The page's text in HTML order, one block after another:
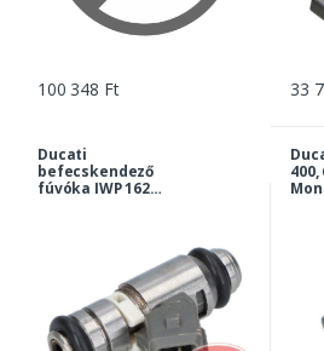
100 348 Ft 33
Ducati
befecskendező
fúvóka IWP 162
Multistrada, 1000
SS... | 28040071A-DP
400,